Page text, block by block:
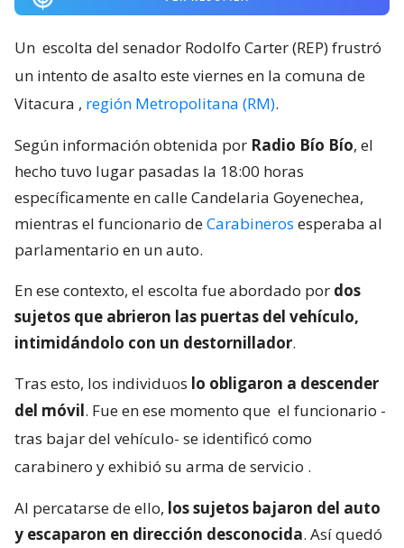
Un escolta del senador Rodolfo Carter (REP) frustró
un intento de asalto este viernes en la comuna de
Vitacura , región Metropolitana (RM).
Según información obtenida por Radio Bío Bío, el
hecho tuvo lugar pasadas la 18:00 horas
específicamente en calle Candelaria Goyenechea,
mientras el funcionario deCarabineros esperaba al
parlamentario en un auto.
En ese contexto, el escolta fue abordado por dos
sujetos que abrieron las puertas del vehículo,
intimidándolo con un destornillador.
Tras esto, los individuos lo obligaron a descender
del móvil. Fue en ese momento que el funcionario -
tras bajar del vehículo- se identificó como
carabinero y exhibió su arma de servicio .
Al percatarse de ello, los sujetos bajaron del auto
y escaparon en dirección desconocida. Así quedó